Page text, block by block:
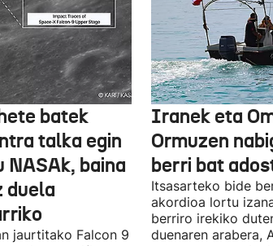
batek
talka egin
NASAk, baina
duela
jaurtitako Falcon 9
Iranek eta
Ormuzen
berri bat
Itsasarteko bide
akordioa lortu
berriro irekiko
duenaren arabera,